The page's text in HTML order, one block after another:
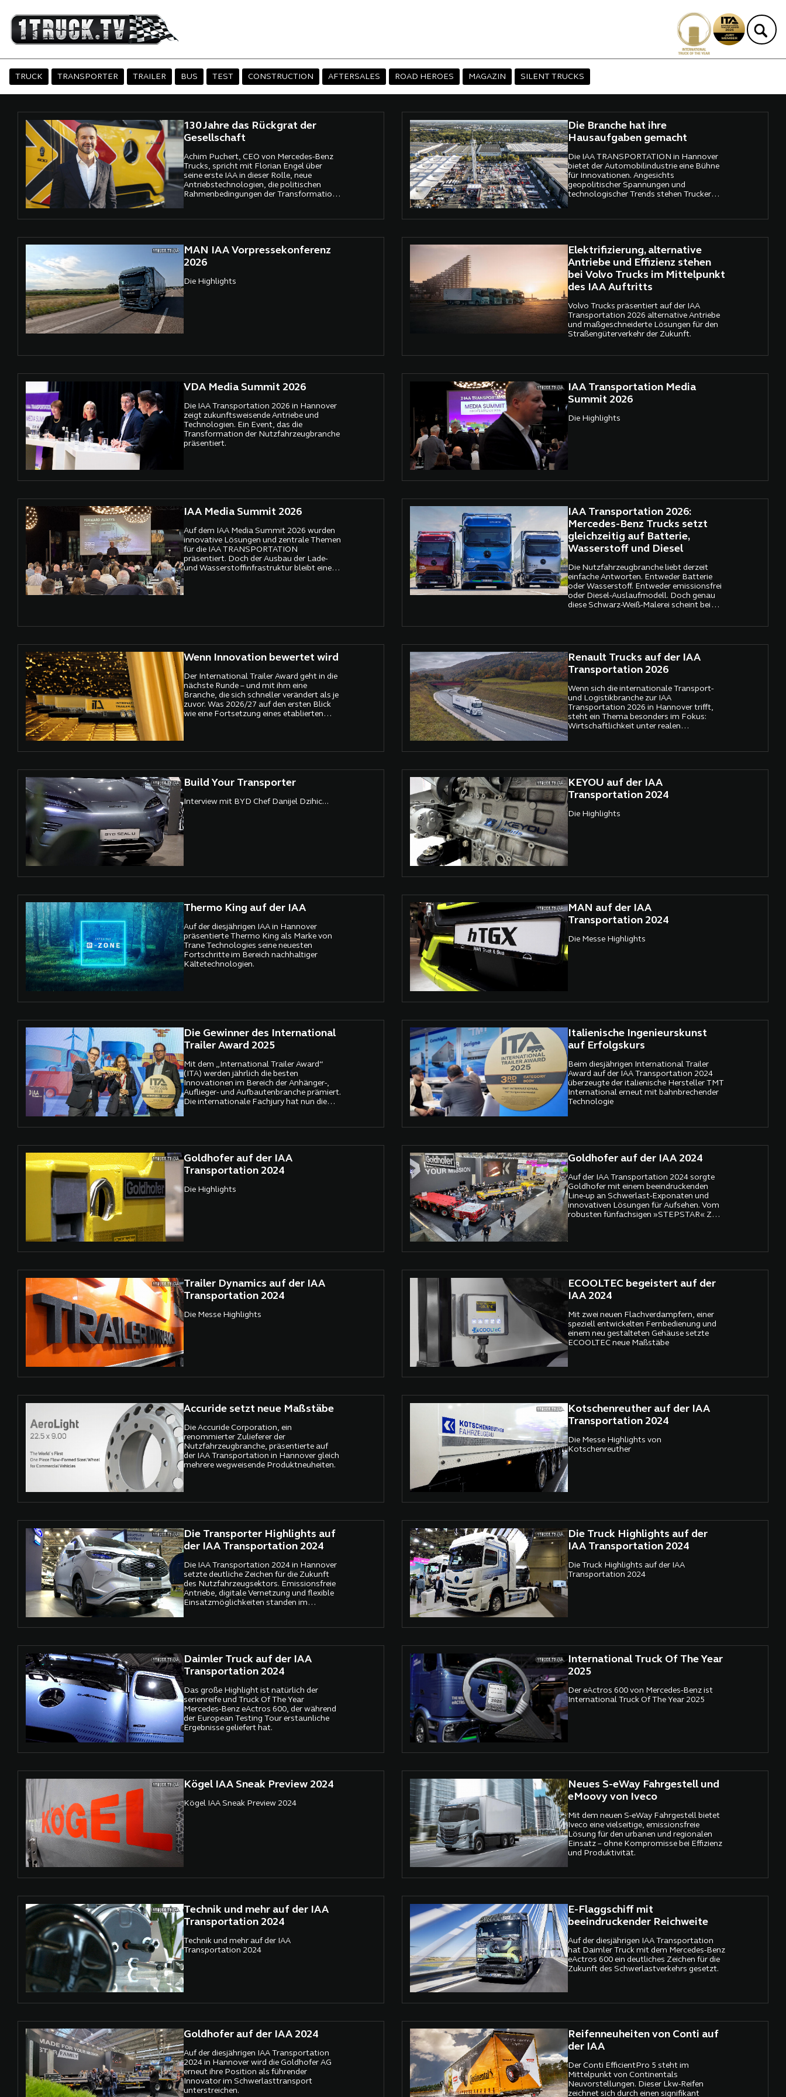
TRUCK TRANSPORTER TRAILER BUS TEST CONSTRUCTION AFTERSALES ROAD HEROES MAGAZIN SILENT TRUCKS
130 Jahre das Rückgrat der
Gesellschaft
Achim Puchert, CEO von Mercedes-Benz
Trucks, spricht mit Florian Engel über
seine erste IAA in dieser Rolle, neue
Antriebstechnologien, die politischen
Rahmenbedingungen der Transformation
Die Branche hat ihre
Hausaufgaben gemacht
Die IAA TRANSPORTATION in Hannover
bietet der Automobilindustrie eine Bühne
für Innovationen. Angesichts
geopolitischer Spannungen und
technologischer Trends stehen Trucker
und Logistik-Profis vor großen
MAN IAA Vorpressekonferenz
2026
Die Highlights
Elektrifizierung, alternative
Antriebe und Effizienz stehen
bei Volvo Trucks im Mittelpunkt
des IAA Auftritts
Volvo Trucks präsentiert auf der IAA
Transportation 2026 alternative Antriebe
und maßgeschneiderte Lösungen für den
Straßengüterverkehr der Zukunft.
VDA Media Summit 2026
Die IAA Transportation 2026 in Hannover
zeigt zukunftsweisende Antriebe und
Technologien. Ein Event, das die
Transformation der Nutzfahrzeugbranche
präsentiert.
IAA Transportation Media
Summit 2026
Die Highlights
IAA Media Summit 2026
Auf dem IAA Media Summit 2026 wurden
innovative Lösungen und zentrale Themen
für die IAA TRANSPORTATION
präsentiert. Doch der Ausbau der Lade-
und Wasserstoffinfrastruktur bleibt eine
Herausforderung.
IAA Transportation 2026:
Mercedes-Benz Trucks setzt
gleichzeitig auf Batterie,
Wasserstoff und Diesel
Die Nutzfahrzeugbranche liebt derzeit
einfache Antworten. Entweder Batterie
oder Wasserstoff. Entweder emissionsfrei
oder Diesel-Auslaufmodell. Doch genau
diese Schwarz-Weiß-Malerei scheint bei
ernsthaft mitmachen zu wollen.
Wenn Innovation bewertet wird
Der International Trailer Award geht in die
nächste Runde – und mit ihm eine
Branche, die sich schneller verändert als je
zuvor. Was 2026/27 auf den ersten Blick
wie eine Fortsetzung eines etablierten
Wettbewerbs erscheint, ist in Wahrheit ein
neu aus. Smarter, fokussierter und
international vernetzter.
Renault Trucks auf der IAA
Transportation 2026
Wenn sich die internationale Transport-
und Logistikbranche zur IAA
Transportation 2026 in Hannover trifft,
steht ein Thema besonders im Fokus:
Wirtschaftlichkeit unter realen
Bedingungen. Steigende Kosten, hoher
Rahmenbedingungen verlangen von
Messe gezielt, um genau diese Perspektive
einzunehmen.
Build Your Transporter
Interview mit BYD Chef Danijel Dzihic...
KEYOU auf der IAA
Transportation 2024
Die Highlights
Thermo King auf der IAA
Auf der diesjährigen IAA in Hannover
präsentierte Thermo King als Marke von
Trane Technologies seine neuesten
Fortschritte im Bereich nachhaltiger
Kältetechnologien.
MAN auf der IAA
Transportation 2024
Die Messe Highlights
Die Gewinner des International
Trailer Award 2025
Mit dem „International Trailer Award“
(ITA) werden jährlich die besten
Innovationen im Bereich der Anhänger-,
Auflieger- und Aufbautenbranche prämiert.
Die internationale Fachjury hat nun die
Italienische Ingenieurskunst
auf Erfolgskurs
Beim diesjährigen International Trailer
Award auf der IAA Transportation 2024
überzeugte der italienische Hersteller TMT
International erneut mit bahnbrechender
Technologie
Goldhofer auf der IAA
Transportation 2024
Die Highlights
Goldhofer auf der IAA 2024
Auf der IAA Transportation 2024 sorgte
Goldhofer mit einem beeindruckenden
Line-up an Schwerlast-Exponaten und
innovativen Lösungen für Aufsehen. Vom
robusten fünfachsigen »STEPSTAR« Z
zeigte das Unternehmen, dass es nicht nur
im Bereich traditioneller
Sachen E-Mobilität und Effizienz neue
Maßstäbe setzt.
Trailer Dynamics auf der IAA
Transportation 2024
Die Messe Highlights
ECOOLTEC begeistert auf der
IAA 2024
Mit zwei neuen Flachverdampfern, einer
speziell entwickelten Fernbedienung und
einem neu gestalteten Gehäuse setzte
ECOOLTEC neue Maßstäbe
Accuride setzt neue Maßstäbe
Die Accuride Corporation, ein
renommierter Zulieferer der
Nutzfahrzeugbranche, präsentierte auf
der IAA Transportation in Hannover gleich
mehrere wegweisende Produktneuheiten.
Kotschenreuther auf der IAA
Transportation 2024
Die Messe Highlights von
Kotschenreuther
Die Transporter Highlights auf
der IAA Transportation 2024
Die IAA Transportation 2024 in Hannover
setzte deutliche Zeichen für die Zukunft
des Nutzfahrzeugsektors. Emissionsfreie
Antriebe, digitale Vernetzung und flexible
Einsatzmöglichkeiten standen im
Die Truck Highlights auf der
IAA Transportation 2024
Die Truck Highlights auf der IAA
Transportation 2024
Daimler Truck auf der IAA
Transportation 2024
Das große Highlight ist natürlich der
serienreife und Truck Of The Year
Mercedes-Benz eActros 600, der während
der European Testing Tour erstaunliche
Ergebnisse geliefert hat.
International Truck Of The Year
2025
Der eActros 600 von Mercedes-Benz ist
International Truck Of The Year 2025
Kögel IAA Sneak Preview 2024
Kögel IAA Sneak Preview 2024
Neues S-eWay Fahrgestell und
eMoovy von Iveco
Mit dem neuen S-eWay Fahrgestell bietet
Iveco eine vielseitige, emissionsfreie
Lösung für den urbanen und regionalen
Einsatz – ohne Kompromisse bei Effizienz
und Produktivität.
Technik und mehr auf der IAA
Transportation 2024
Technik und mehr auf der IAA
Transportation 2024
E-Flaggschiff mit
beeindruckender Reichweite
Auf der diesjährigen IAA Transportation
hat Daimler Truck mit dem Mercedes-Benz
eActros 600 ein deutliches Zeichen für die
Zukunft des Schwerlastverkehrs gesetzt.
Goldhofer auf der IAA 2024
Auf der diesjährigen IAA Transportation
2024 in Hannover wird die Goldhofer AG
erneut ihre Position als führender
Innovator im Schwerlasttransport
unterstreichen.
Reifenneuheiten von Conti auf
der IAA
Der Conti EfficientPro 5 steht im
Mittelpunkt von Continentals
Neuvorstellungen. Dieser Lkw-Reifen
zeichnet sich durch einen signifikant